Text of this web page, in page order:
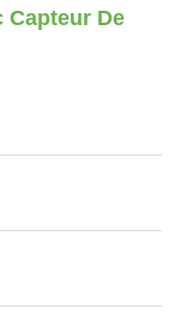
Capteur De